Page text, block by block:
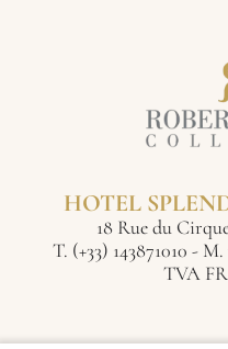
HOTEL
18 Rue du
T. (+33) 143871010 - M.
TVA FR